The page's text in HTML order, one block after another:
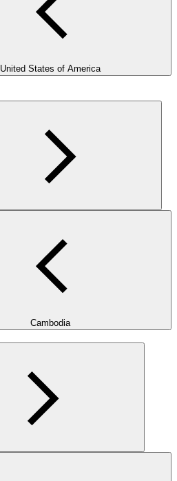
United States of America
Cambodia